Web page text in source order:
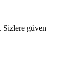
Sizlere güven